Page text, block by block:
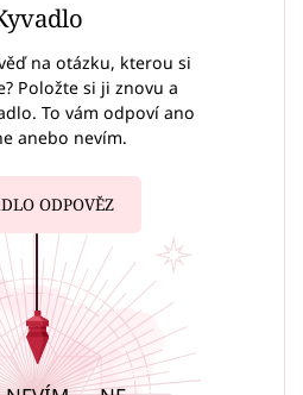
na otázku, kterou si
Položte si ji znovu a
To vám odpoví ano
anebo nevím.
ODPOVĚZ